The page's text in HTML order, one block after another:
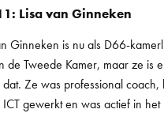
Lisa van Ginneken
Ginneken is nu als D66-
de Tweede Kamer, maar ze is
Ze was professional coach,
gewerkt en was actief in het